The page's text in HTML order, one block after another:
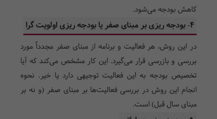
کاهش بودجه می‌شود.
4- بودجه ریزی بر مبنای صفر یا بودجه ریزی اولویت گرا
در این روش، هر فعالیت و برنامه از مبنای صفر مجدداً مورد
بررسی و بازرسی قرار می‌گیرد. این کار مشخص می‌کند که آیا
تخصیص بودجه به این فعالیت توجیهی دارد یا خیر. نحوه
انجام این روش در بررسی فعالیت‌ها بر مبنای صفر (و نه بر
مبنای سال قبل) است.